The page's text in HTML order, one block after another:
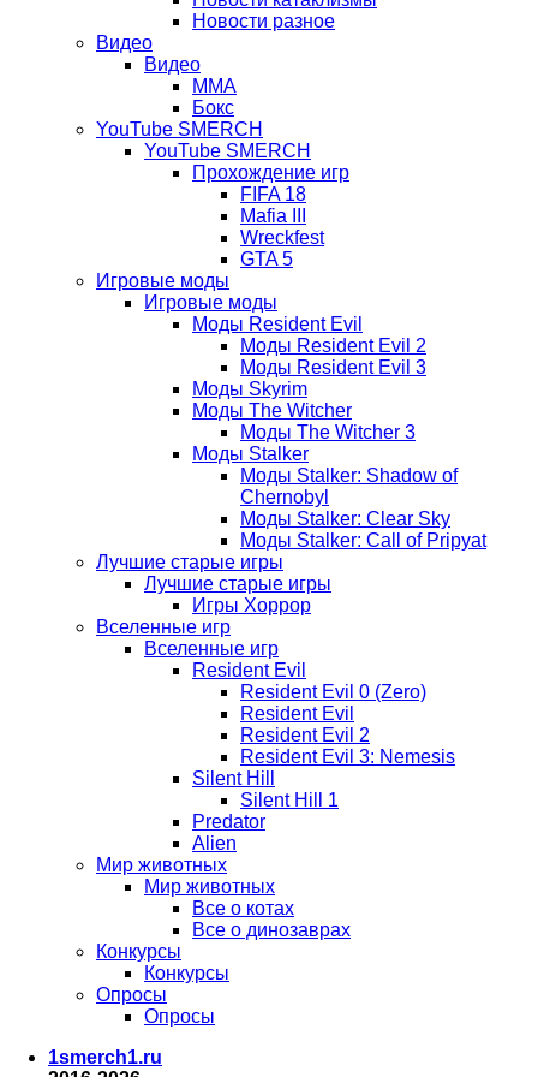
Новости разное
Видео
Видео
ММА
Бокс
YouTube SMERCH
YouTube SMERCH
Прохождение игр
FIFA 18
Mafia III
Wreckfest
GTA 5
Игровые моды
Игровые моды
Моды Resident Evil
Моды Resident Evil 2
Моды Resident Evil 3
Моды Skyrim
Моды The Witcher
Моды The Witcher 3
Моды Stalker
Моды Stalker: Shadow of
Chernobyl
Моды Stalker: Clear Sky
Моды Stalker: Call of Pripyat
Лучшие старые игры
Лучшие старые игры
Игры Хоррор
Вселенные игр
Вселенные игр
Resident Evil
Resident Evil 0 (Zero)
Resident Evil
Resident Evil 2
Resident Evil 3: Nemesis
Silent Hill
Silent Hill 1
Predator
Alien
Мир животных
Мир животных
Все о котах
Все о динозаврах
Конкурсы
Конкурсы
Опросы
Опросы
1smerch1.ru